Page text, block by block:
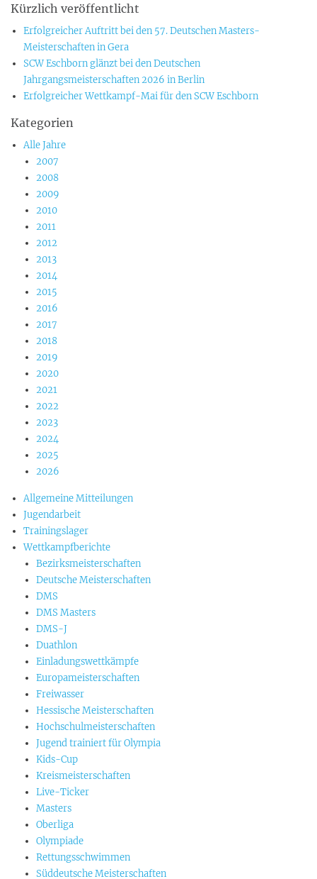
Kürzlich veröffentlicht
Erfolgreicher Auftritt bei den 57. Deutschen Masters-
Meisterschaften in Gera
SCW Eschborn glänzt bei den Deutschen
Jahrgangsmeisterschaften 2026 in Berlin
Erfolgreicher Wettkampf-Mai für den SCW Eschborn
Kategorien
Alle Jahre
2007
2008
2009
2010
2011
2012
2013
2014
2015
2016
2017
2018
2019
2020
2021
2022
2023
2024
2025
2026
Allgemeine Mitteilungen
Jugendarbeit
Trainingslager
Wettkampfberichte
Bezirksmeisterschaften
Deutsche Meisterschaften
DMS
DMS Masters
DMS-J
Duathlon
Einladungswettkämpfe
Europameisterschaften
Freiwasser
Hessische Meisterschaften
Hochschulmeisterschaften
Jugend trainiert für Olympia
Kids-Cup
Kreismeisterschaften
Live-Ticker
Masters
Oberliga
Olympiade
Rettungsschwimmen
Süddeutsche Meisterschaften